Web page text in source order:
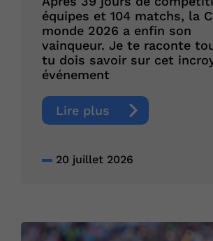
équipes et 104 matchs, la
monde 2026 a enfin son
vainqueur. Je te raconte
tu dois savoir sur cet
événement
Lire plus
20 juillet 2026